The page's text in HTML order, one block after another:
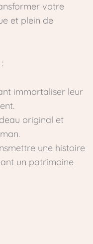
votre
et plein de
immortaliser leur
original et
une histoire
un patrimoine